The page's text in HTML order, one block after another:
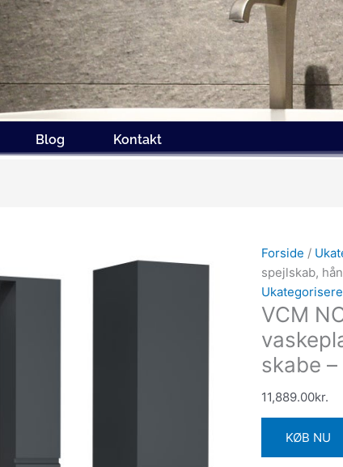
Blog Kontakt
Forside /
spejlskab,
VCM
skabe
11,889.00kr.
KØB NU